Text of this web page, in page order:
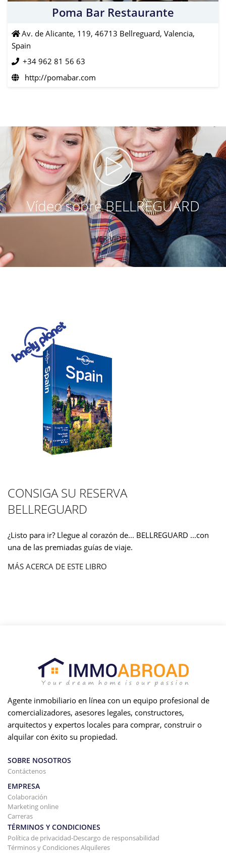
Poma Bar Restaurante
Av. de Alicante, 119, 46713 Bellreguard, Valencia,
Spain
+34 962 81 56 63
http://pomabar.com
Vídeo sobre BELLREGUARD
VER VIDEO
CONSIGA SU RESERVA
BELLREGUARD
¿Listo para ir? Llegue al corazón de... BELLREGUARD ...con
una de las premiadas guías de viaje.
MÁS ACERCA DE ESTE LIBRO
Agente inmobiliario en línea con un equipo profesional de
comercializadores, asesores legales, constructores,
arquitectos y expertos locales para comprar, construir o
alquilar con éxito su propiedad.
SOBRE NOSOTROS
Contáctenos
EMPRESA
Colaboración
Marketing online
Carreras
TÉRMINOS Y CONDICIONES
Política de privacidad-Descargo de responsabilidad
Términos y Condiciones Alquileres